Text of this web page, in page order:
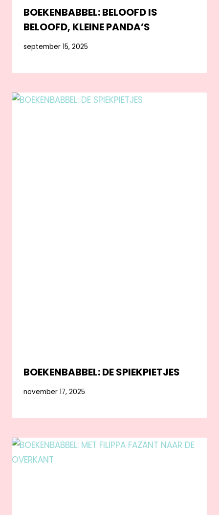
BOEKENBABBEL: BELOOFD IS
BELOOFD, KLEINE PANDA’S
september 15, 2025
BOEKENBABBEL: DE SPIEKPIETJES
november 17, 2025